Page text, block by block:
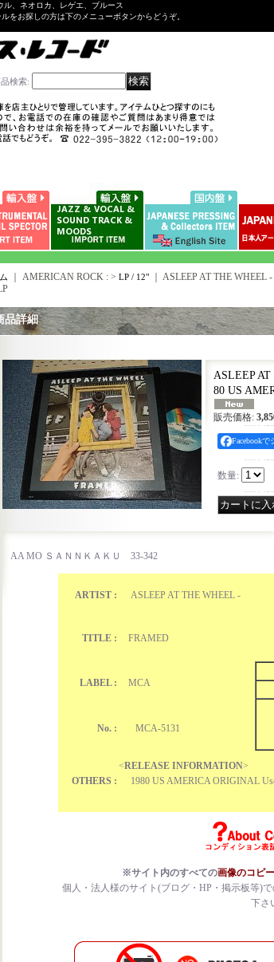
、ネオロカ、レゲエ、ブルース
をお探しの方は下のメニューボタンからどうぞ。
検索:
｜ AMERICAN ROCK : > LP / 12"｜ ASLEEP AT THE WHEEL
品詳細
ASLEEP
80 US
販売価格:
Facebookで
数量:
AA MO ＳＡＮＮＫＡＫＵ 33-342
ARTIST : ASLEEP AT THE WHEEL -
TITLE : FRAMED
LABEL : MCA
No. : MCA-5131
OTHERS :
<RELEASE INFORMATION>
1980 US AMERICA ORIGINAL
※サイト内のすべての画像のコピ
個人・法人様のサイト(ブログ・HP・掲示板等)
下さ